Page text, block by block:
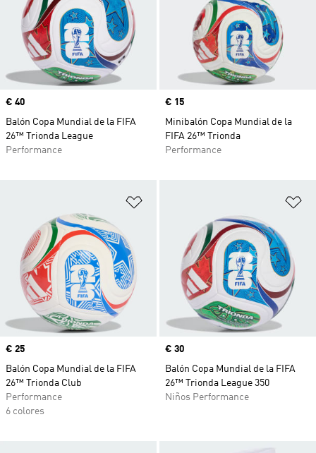
Precio
€ 40
Balón Copa Mundial de la FIFA
26™ Trionda League
Performance
Precio
€ 15
Minibalón Copa Mundial de la
FIFA 26™ Trionda
Performance
Precio
€ 25
Balón Copa Mundial de la FIFA
26™ Trionda Club
Performance
6 colores
Precio
€ 30
Balón Copa Mundial de la FIFA
26™ Trionda League 350
Niños Performance